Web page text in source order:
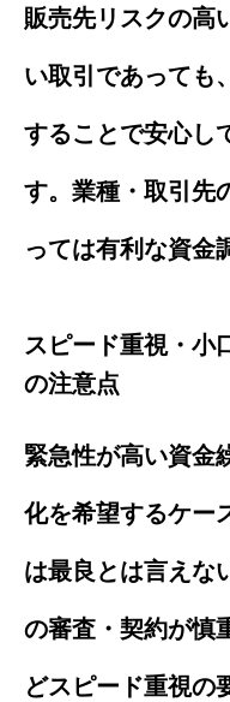
販売先リスクの高
い取引であっても
することで安心し
す。業種・取引先
っては有利な資金
スピード重視・小
の注意点
緊急性が高い資金
化を希望するケー
は最良とは言えな
の審査・契約が慎
どスピード重視の